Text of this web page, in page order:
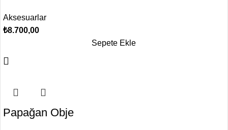
Aksesuarlar
₺8.700,00
Sepete Ekle
Papağan Obje